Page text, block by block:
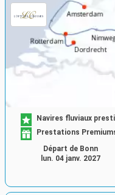
Navires fluviaux
Prestations
Départ de Bonn
lun. 04 janv. 2027